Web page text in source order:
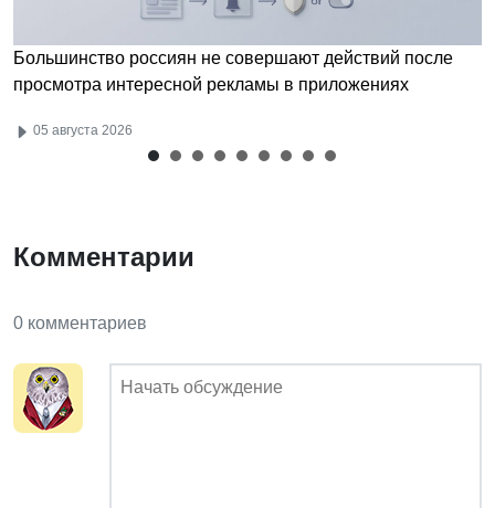
Большинство россиян не совершают действий после
просмотра интересной рекламы в приложениях
05 августа 2026
Комментарии
0 комментариев